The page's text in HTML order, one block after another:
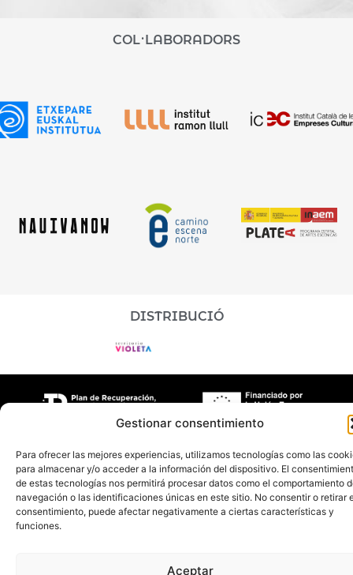
Gestionar consentimiento
Para ofrecer las mejores experiencias, utilizamos tecnologías como las
para almacenar y/o acceder a la información del dispositivo. El
de estas tecnologías nos permitirá procesar datos como el comportamiento
navegación o las identificaciones únicas en este sitio. No consentir o retirar
consentimiento, puede afectar negativamente a ciertas características y
funciones.
Aceptar
COL·LABORADORS
DISTRIBUCIÓ
Aboon Teatro©2026 | Disseny + Programació Nimia
Comunicación